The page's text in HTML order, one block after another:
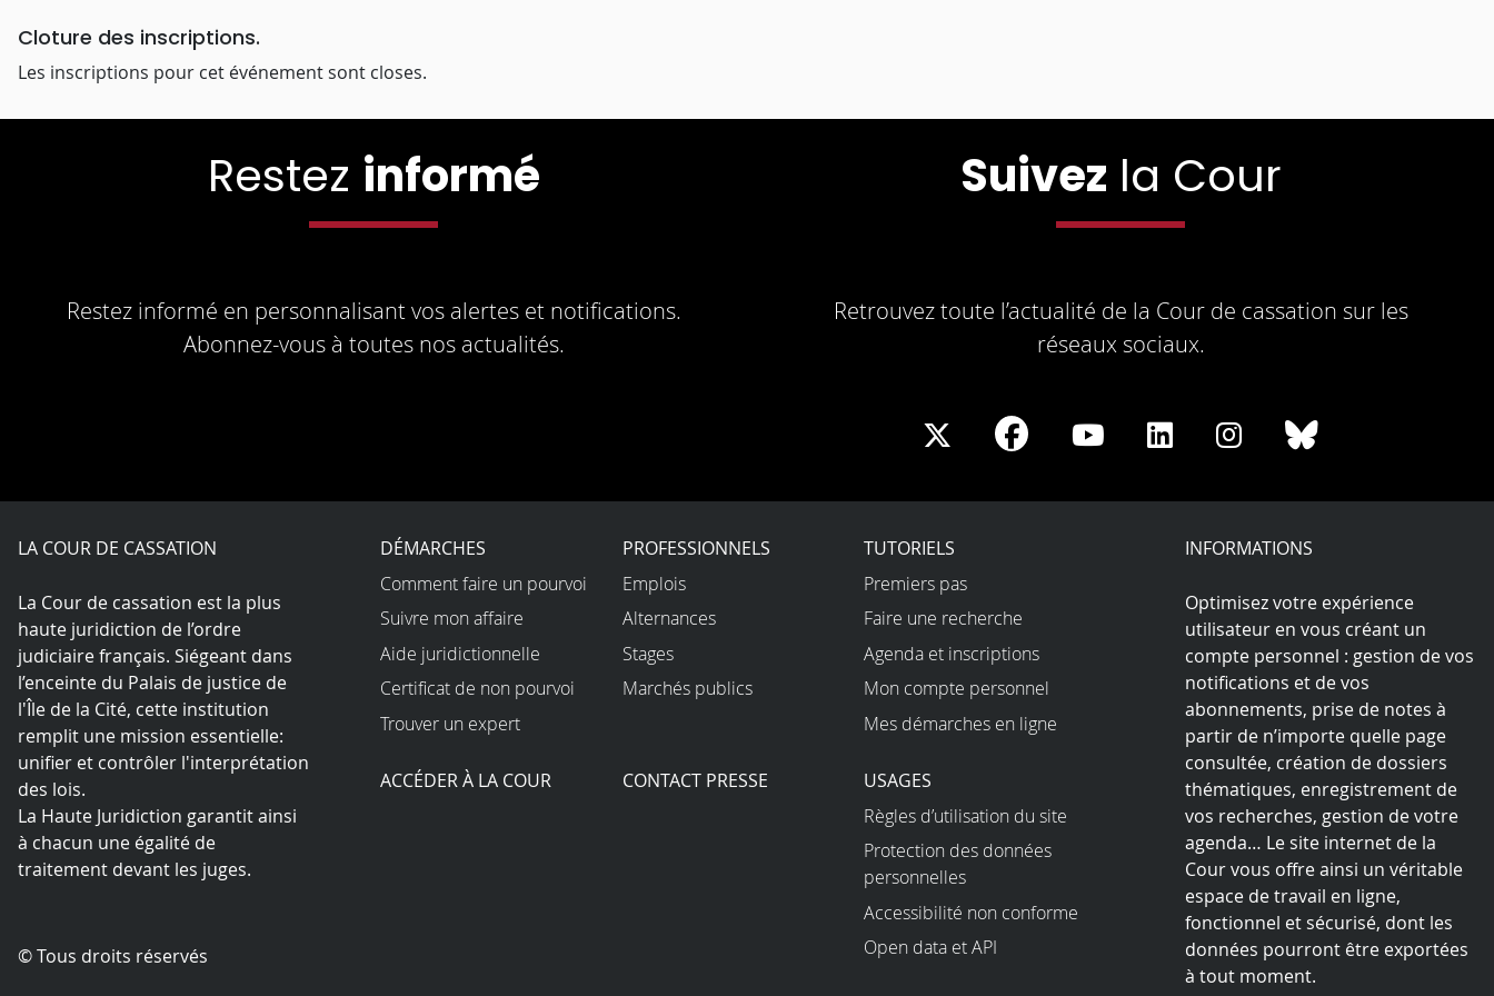
Cloture des inscriptions.
Les inscriptions pour cet événement sont closes.
Restez informé
Restez informé en personnalisant vos alertes et notifications.
Abonnez-vous à toutes nos actualités.
Suivez la Cour
Retrouvez toute l’actualité de la Cour de cassation sur les
réseaux sociaux.
Share
X
Share
Facebook
Share
Youtube
Share
LinkedIn
Share
Instagram
Share
Bluesky
LA COUR DE CASSATION
La Cour de cassation est la plus
haute juridiction de l’ordre
judiciaire français. Siégeant dans
l’enceinte du Palais de justice de
l'Île de la Cité, cette institution
remplit une mission essentielle:
unifier et contrôler l'interprétation
des lois.
La Haute Juridiction garantit ainsi
à chacun une égalité de
traitement devant les juges.
© Tous droits réservés
DÉMARCHES
Comment faire un pourvoi
Suivre mon affaire
Aide juridictionnelle
Certificat de non pourvoi
Trouver un expert
PROFESSIONNELS
Emplois
Alternances
Stages
Marchés publics
TUTORIELS
Premiers pas
Faire une recherche
Agenda et inscriptions
Mon compte personnel
Mes démarches en ligne
ACCÉDER À LA COUR CONTACT PRESSE
USAGES
Règles d’utilisation du site
Protection des données
personnelles
Accessibilité non conforme
Open data et API
INFORMATIONS
Optimisez votre expérience
utilisateur en vous créant un
compte personnel : gestion de vos
notifications et de vos
abonnements, prise de notes à
partir de n’importe quelle page
consultée, création de dossiers
thématiques, enregistrement de
vos recherches, gestion de votre
agenda… Le site internet de la
Cour vous offre ainsi un véritable
espace de travail en ligne,
fonctionnel et sécurisé, dont les
données pourront être exportées
à tout moment.